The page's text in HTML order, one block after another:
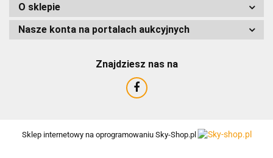
AMTRA
O sklepie
Nasze konta na portalach aukcyjnych
Znajdziesz nas na
Sklep internetowy na oprogramowaniu Sky-Shop.pl